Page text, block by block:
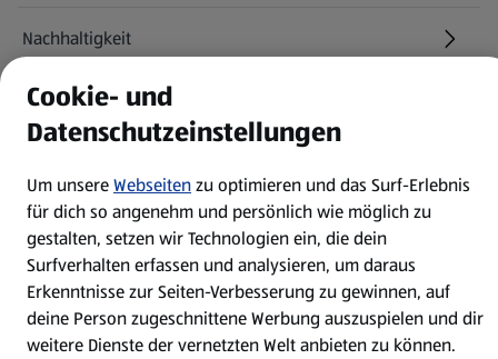
Nachhaltigkeit
Karriere
Hilfe & Kontakt
(öffnet in einem neuen Tab)
Unternehmen
Cookie- und
Datenschutzeinstellungen
Um unsereWebseitenzu optimieren und das Surf-Erlebnis
für dich so angenehm und persönlich wie möglich zu
gestalten, setzen wir Technologien ein, die dein
Surfverhalten erfassen und analysieren, um daraus
Erkenntnisse zur Seiten-Verbesserung zu gewinnen, auf
deine Person zugeschnittene Werbung auszuspielen und dir
weitere Dienste der vernetzten Welt anbieten zu können.